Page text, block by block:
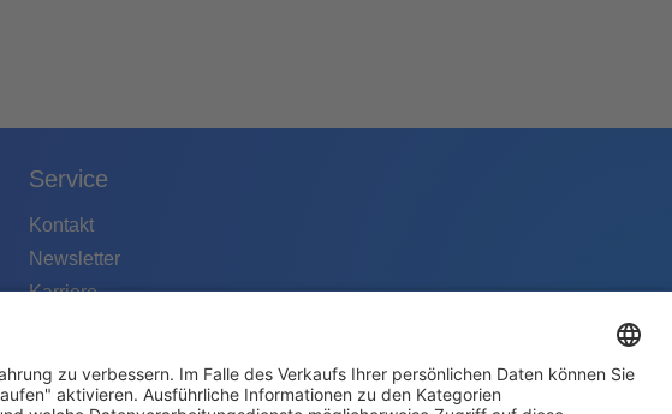
Service
Kontakt
Newsletter
Karriere